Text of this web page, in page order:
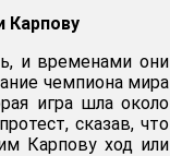
Карпову
и временами они
чемпиона мира
игра шла около
сказав, что
Карпову ход или